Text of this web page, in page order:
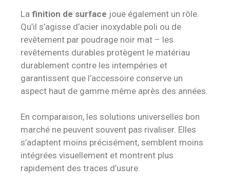
La finition de surface joue également un rôle.
Qu’il s’agisse d’acier inoxydable poli ou de
revêtement par poudrage noir mat – les
revêtements durables protègent le matériau
durablement contre les intempéries et
garantissent que l’accessoire conserve un
aspect haut de gamme même après des années.
En comparaison, les solutions universelles bon
marché ne peuvent souvent pas rivaliser. Elles
s’adaptent moins précisément, semblent moins
intégrées visuellement et montrent plus
rapidement des traces d’usure.